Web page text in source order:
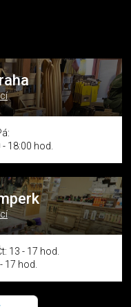
- 18:00 hod.
13 - 17 hod.
17 hod.